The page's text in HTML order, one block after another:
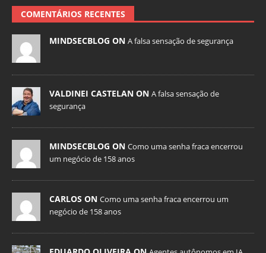
COMENTÁRIOS RECENTES
MINDSECBLOG ON A falsa sensação de segurança
VALDINEI CASTELAN ON A falsa sensação de
segurança
MINDSECBLOG ON Como uma senha fraca encerrou
um negócio de 158 anos
CARLOS ON Como uma senha fraca encerrou um
negócio de 158 anos